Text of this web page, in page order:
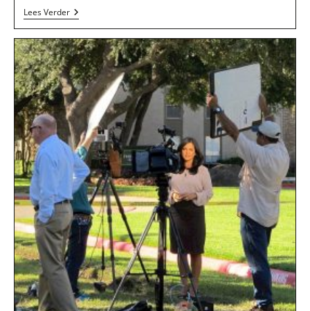
Lees VerderGMK-
Uitgeverij
Gebruiksgoederen
In
Alkmaar